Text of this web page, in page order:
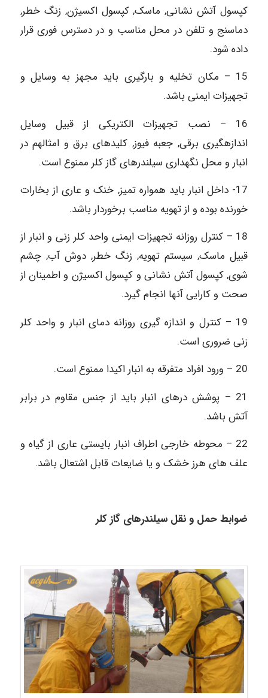
کپسول آتش نشانی, ماسک, کپسول اکسیژن, زنگ خطر,
دماسنج و تلفن در محل مناسب و در دسترس فوری قرار
داده شود.
15 – مکان تخلیه و بارگیری باید مجهز به وسایل و
تجهیزات ایمنی باشد.
16 – نصب تجهیزات الکتریکی از قبیل وسایل
اندازه‏گیری برقی, جعبه فیوز, کلیدهای برق و امثالهم در
انبار و محل نگهداری سیلندرهای گاز کلر ممنوع است.
17- داخل انبار باید همواره تمیز, خنک و عاری از بخارات
خورنده بوده و از تهویه مناسب برخوردار باشد.
18 – کنترل روزانه تجهیزات ایمنی واحد کلر زنی و انبار از
قبیل ماسک, سیستم تهویه, زنگ خطر, دوش آب, چشم
شوی, کپسول آتش نشانی و کپسول اکسیژن و اطمینان از
صحت و کارایی آنها انجام گیرد.
19 – کنترل و اندازه ‏گیری روزانه دمای انبار و واحد کلر
زنی ضروری است.
20 – ورود افراد متفرقه به انبار اکیدا ممنوع است.
21 – پوشش درهای انبار باید از جنس مقاوم در برابر
آتش باشد.
22 – محوطه خارجی اطراف انبار بایستی عاری از گیاه و
علف‏ های هرز خشک و یا ضایعات قابل اشتعال باشد.
ضوابط حمل و نقل سیلندرهای گاز کلر